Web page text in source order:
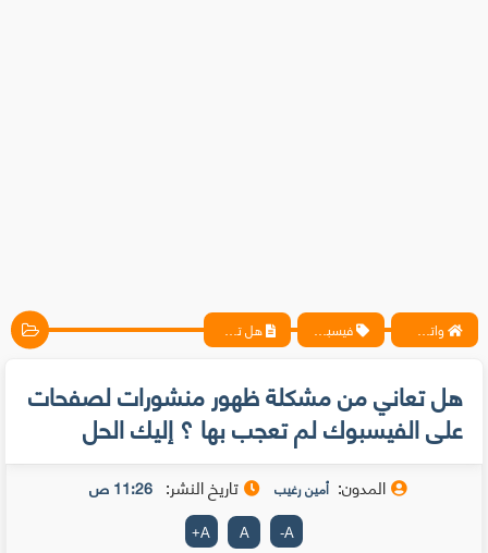
واتس آب ، فيسبوك ، أنترنت ، شروحات تقنية حصرية - المحترف فيسبوك هل تعاني من مشكلة ظهور منشورات لصفحات على الفيسبوك لم تعجب بها ؟ إليك الحل
هل تعاني من مشكلة ظهور منشورات لصفحات
على الفيسبوك لم تعجب بها ؟ إليك الحل
المدون: أمين رغيب تاريخ النشر: 11:26 ص
A
-
A
A
+